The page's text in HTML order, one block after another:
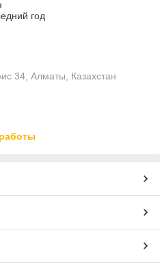
год
34, Алматы, Казахстан